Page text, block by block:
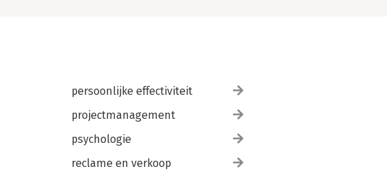
persoonlijke effectiviteit
projectmanagement
psychologie
reclame en verkoop